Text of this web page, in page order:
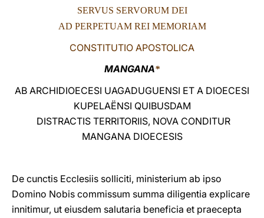
中文
LATINE
SERVUS SERVORUM DEI
AD PERPETUAM REI MEMORIAM
CONSTITUTIO APOSTOLICA
MANGANA*
AB ARCHIDIOECESI UAGADUGUENSI ET A DIOECESI
KUPELAËNSI QUIBUSDAM
DISTRACTIS TERRITORIIS, NOVA CONDITUR
MANGANA DIOECESIS
De cunctis Ecclesiis solliciti, ministerium ab ipso
Domino Nobis commissum summa diligentia explicare
innitimur, ut eiusdem salutaria beneficia et praecepta